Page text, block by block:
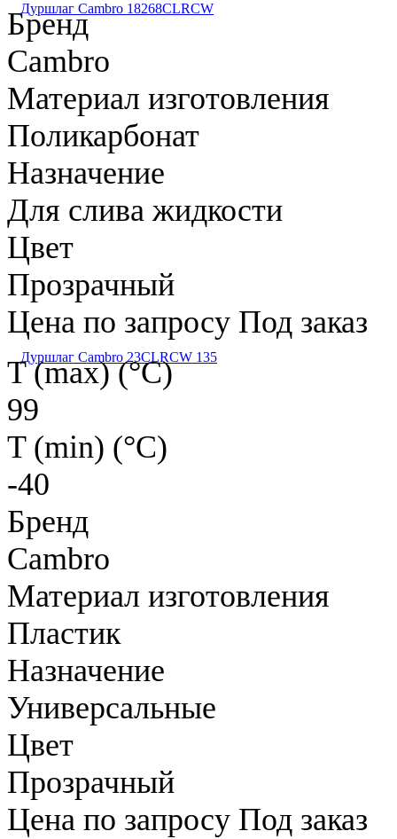
Дуршлаг Cambro 18268CLRCW
Бренд
Cambro
Материал изготовления
Поликарбонат
Назначение
Для слива жидкости
Цвет
Прозрачный
Цена по запросу Под заказ
Дуршлаг Cambro 23CLRCW 135
T (max) (°С)
99
T (min) (°С)
-40
Бренд
Cambro
Материал изготовления
Пластик
Назначение
Универсальные
Цвет
Прозрачный
Цена по запросу Под заказ